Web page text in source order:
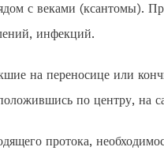
с веками (ксантомы).
инфекций.
на переносице или
по центру, на
протока,